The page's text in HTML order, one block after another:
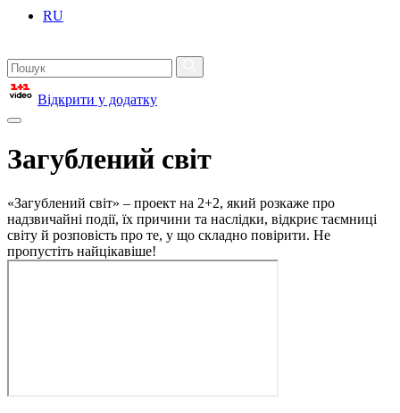
RU
Відкрити у додатку
Загублений світ
«Загублений світ» – проект на 2+2, який розкаже про
надзвичайні події, їх причини та наслідки, відкриє таємниці
світу й розповість про те, у що складно повірити. Не
пропустіть найцікавіше!